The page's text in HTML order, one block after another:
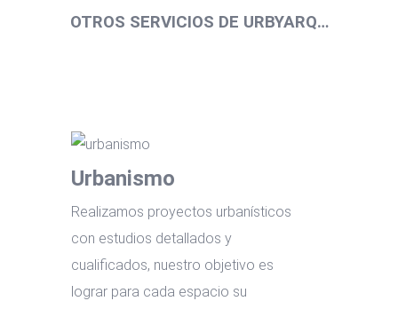
OTROS SERVICIOS DE URBYARQ…
Urbanismo
Realizamos proyectos urbanísticos
con estudios detallados y
cualificados, nuestro objetivo es
lograr para cada espacio su